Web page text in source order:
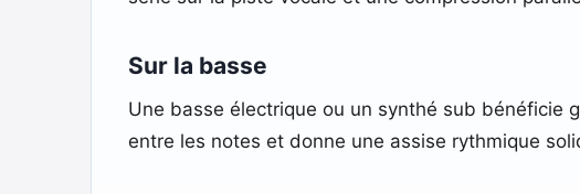
Sur la basse
Une basse électrique ou un synthé sub bénéficie
entre les notes et donne une assise rythmique